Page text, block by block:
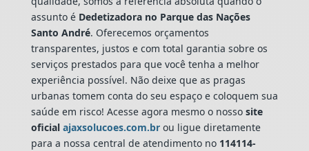
assunto é Dedetizadora no Parque das Nações
Santo André. Oferecemos orçamentos
transparentes, justos e com total garantia sobre os
serviços prestados para que você tenha a melhor
experiência possível. Não deixe que as pragas
urbanas tomem conta do seu espaço e coloquem sua
saúde em risco! Acesse agora mesmo o nossosite
oficial ajaxsolucoes.com.brou ligue diretamente
para a nossa central de atendimento no 114114-